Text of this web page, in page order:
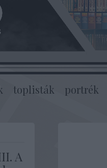
toplisták portrék
A